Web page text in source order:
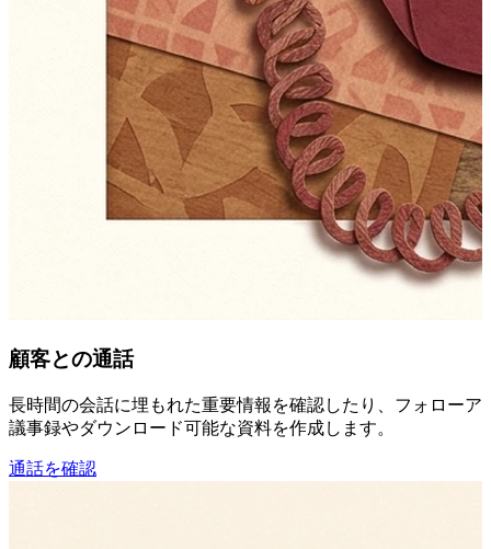
顧客との通話
長時間の会話に埋もれた重要情報を確認したり、フォロー
議事録やダウンロード可能な資料を作成します。
通話を確認